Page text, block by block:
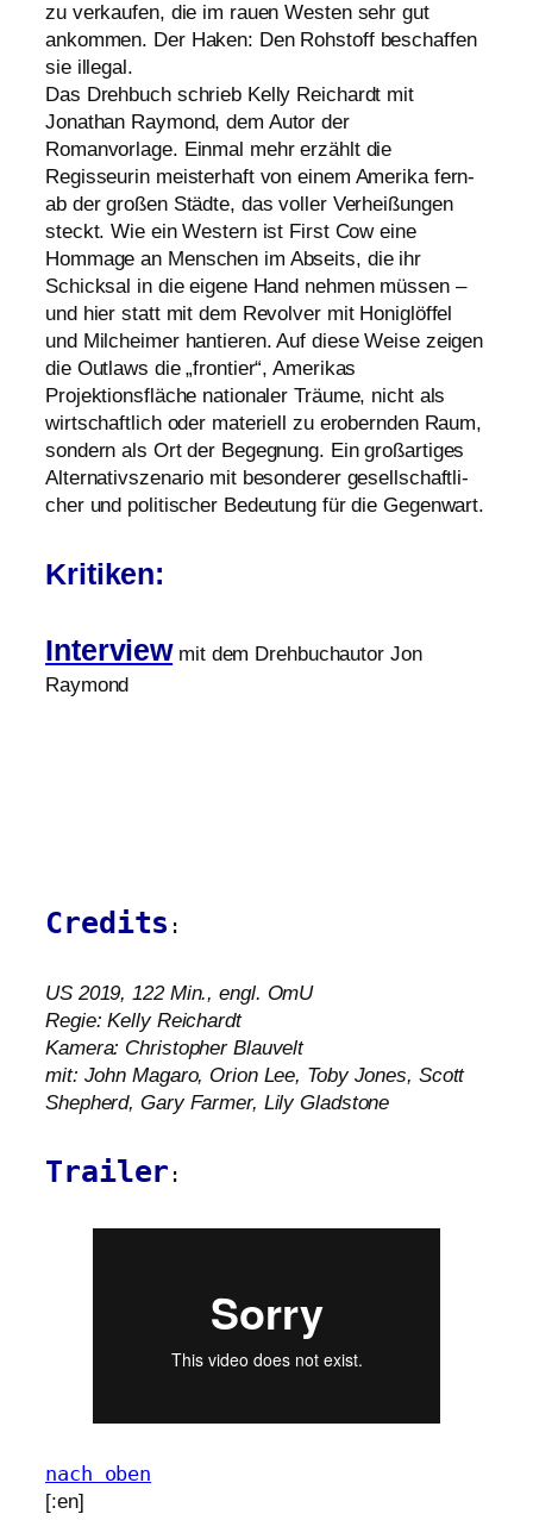
zu ver­kau­fen, die im rau­en Westen sehr gut
ankom­men. Der Haken: Den Rohstoff beschaf­fen
sie ille­gal.
Das Drehbuch schrieb Kelly Reichardt mit
Jonathan Raymond, dem Autor der
Romanvorlage. Einmal mehr erzählt die
Regisseurin meis­ter­haft von einem Amerika fern­
ab der gro­ßen Städte, das vol­ler Verheißungen
steckt. Wie ein Western ist First Cow eine
Hommage an Menschen im Abseits, die ihr
Schicksal in die eige­ne Hand neh­men müs­sen –
und hier statt mit dem Revolver mit Honiglöffel
und Milcheimer han­tie­ren. Auf die­se Weise zei­gen
die Outlaws die „fron­tier“, Amerikas
Projektionsfläche natio­na­ler Träume, nicht als
wirt­schaft­lich oder mate­ri­ell zu erobern­den Raum,
son­dern als Ort der Begegnung. Ein groß­ar­ti­ges
Alternativszenario mit beson­de­rer gesell­schaft­li­
cher und poli­ti­scher Bedeutung für die Gegenwart.
Kritiken:
Interviewmit dem Drehbuchautor Jon
Raymond
Credits :
US2019, 122 Min., engl. OmU
Regie: Kelly Reichardt
Kamera: Christopher Blauvelt
mit: John Magaro, Orion Lee, Toby Jones, Scott
Shepherd, Gary Farmer, Lily Gladstone
Trailer :
nach oben
[:en]